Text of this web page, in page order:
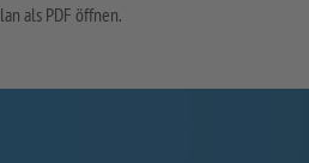
als PDF öffnen.